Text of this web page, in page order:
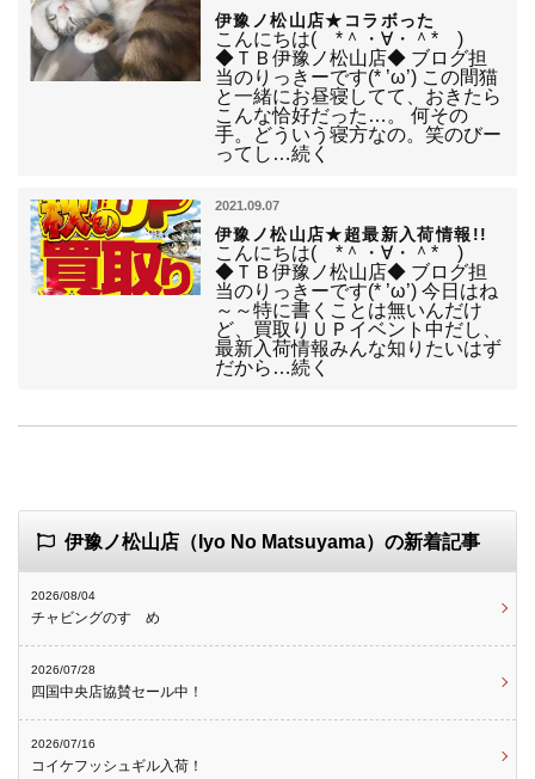
伊豫ノ松山店★コラボった
こんにちは( *＾・∀・＾* )
◆ＴＢ伊豫ノ松山店◆ ブログ担
当のりっきーです(* ’ω’) この間猫
と一緒にお昼寝してて、おきたら
こんな恰好だった…。 何その
手。どういう寝方なの。笑のびー
ってし…続く
2021.09.07
伊豫ノ松山店★超最新入荷情報!!
こんにちは( *＾・∀・＾* )
◆ＴＢ伊豫ノ松山店◆ ブログ担
当のりっきーです(* ’ω’) 今日はね
～～特に書くことは無いんだけ
ど、買取りＵＰイベント中だし、
最新入荷情報みんな知りたいはず
だから…続く
伊豫ノ松山店（Iyo No Matsuyama）の新着記事
2026/08/04
チャビングのすゝめ
2026/07/28
四国中央店協賛セール中！
2026/07/16
コイケフッシュギル入荷！